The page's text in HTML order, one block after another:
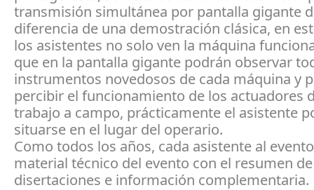
transmisión simultánea por pantalla gigante
diferencia de una demostración clásica, en
los asistentes no solo ven la máquina
que en la pantalla gigante podrán observar
instrumentos novedosos de cada máquina y
percibir el funcionamiento de los actuadores
trabajo a campo, prácticamente el asistente
situarse en el lugar del operario.
Como todos los años, cada asistente al
material técnico del evento con el resumen
disertaciones e información complementaria.